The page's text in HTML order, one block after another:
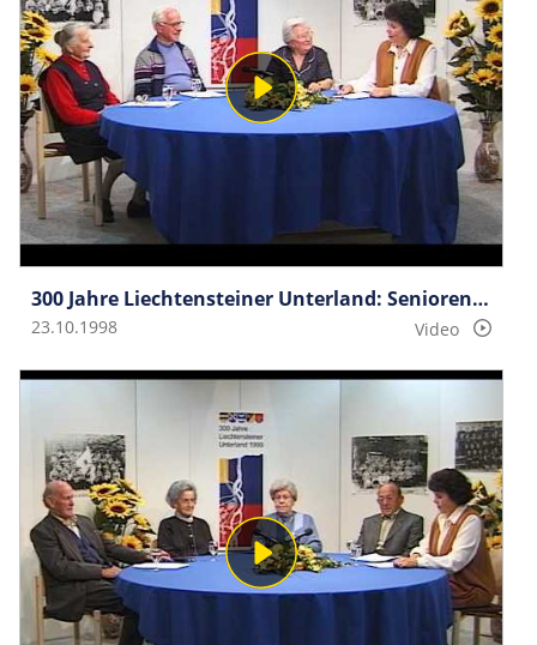
300 Jahre Liechtensteiner Unterland: Seniorengespräche Gruppe 1
23.10.1998 Video